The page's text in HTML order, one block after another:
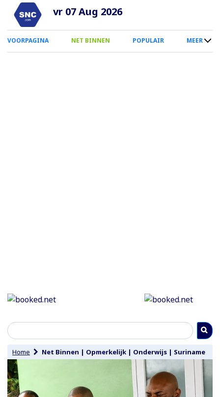
Overslaan
naar
inhoud
vr 07 Aug 2026
0
Smartphone
VOORPAGINA NET BINNEN POPULAIR MEER
Home Net Binnen | Opmerkelijk | Onderwijs | Suriname